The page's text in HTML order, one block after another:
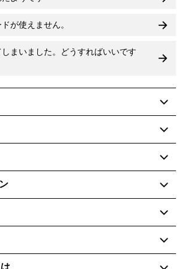
が使えません。
まいました。どうすればいいです